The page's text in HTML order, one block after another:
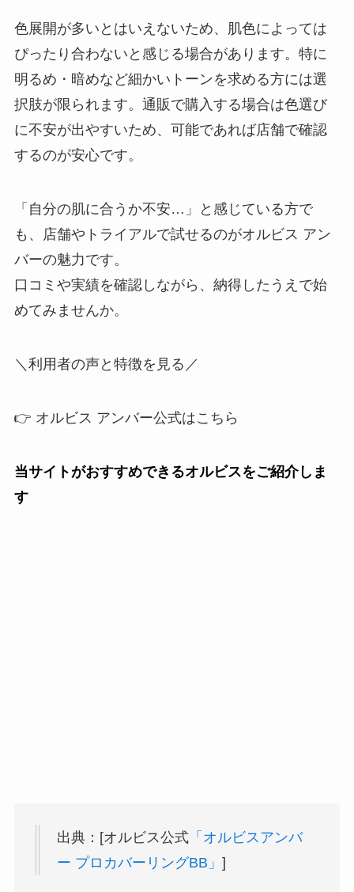
色展開が多いとはいえないため、肌色によっては
ぴったり合わないと感じる場合があります。特に
明るめ・暗めなど細かいトーンを求める方には選
択肢が限られます。通販で購入する場合は色選び
に不安が出やすいため、可能であれば店舗で確認
するのが安心です。
「自分の肌に合うか不安…」と感じている方で
も、店舗やトライアルで試せるのがオルビス アン
バーの魅力です。
口コミや実績を確認しながら、納得したうえで始
めてみませんか。
＼利用者の声と特徴を見る／
👉 オルビス アンバー公式はこちら
当サイトがおすすめできるオルビスをご紹介しま
す
出典：[オルビス公式「オルビスアンバ
ー プロカバーリングBB」 ]